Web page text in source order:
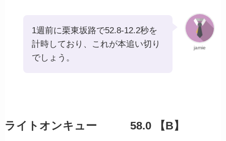
jamie
1週前に栗東坂路で52.8-12.2秒を
計時しており、これが本追い切り
でしょう。
ライトオンキュー 58.0 【B】